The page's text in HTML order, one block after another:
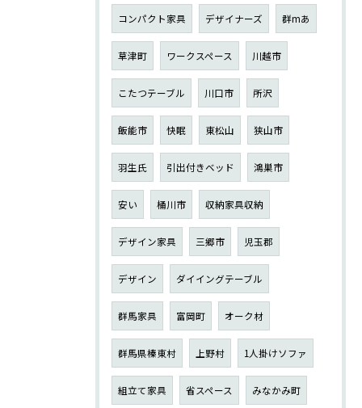
コンパクト家具 デザイナーズ 群mあ
草津町 ワークスペース 川越市
こたつテーブル 川口市 所沢
飯能市 快眠 東松山 狭山市
羽生氏 引出付きベッド 鴻巣市
安い 桶川市 収納家具収納
デザイン家具 三郷市 児玉郡
デザイン ダイイングテーブル
群馬家具 富岡町 オーク材
群馬県榛東村 上野村 1人掛けソファ
組立て家具 省スペース みなかみ町